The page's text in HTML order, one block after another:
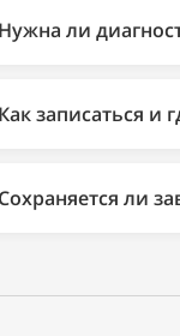
соответствующем
Нужна ли
менять исправные
Как записаться и
(Автозаводская),
Сохраняется ли